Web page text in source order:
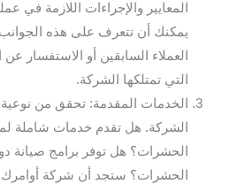
المعايير والإجراءات اللازمة في
يمكنك أن تتعرف على هذه
العملاء السابقين أو الاستفسار
التي تمتلكها الشركة.
الخدمات المقدمة: تحقق من
الشركة. هل تقدم خدمات شاملة
الحشرات؟ هل توفر برامج صيانة
الحشرات؟ ستجد أن شركة